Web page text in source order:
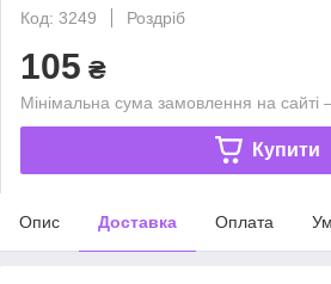
Код: 3249
Роздріб
105 ₴
Мінімальна сума замовлення на
Купити
Опис Доставка Оплата